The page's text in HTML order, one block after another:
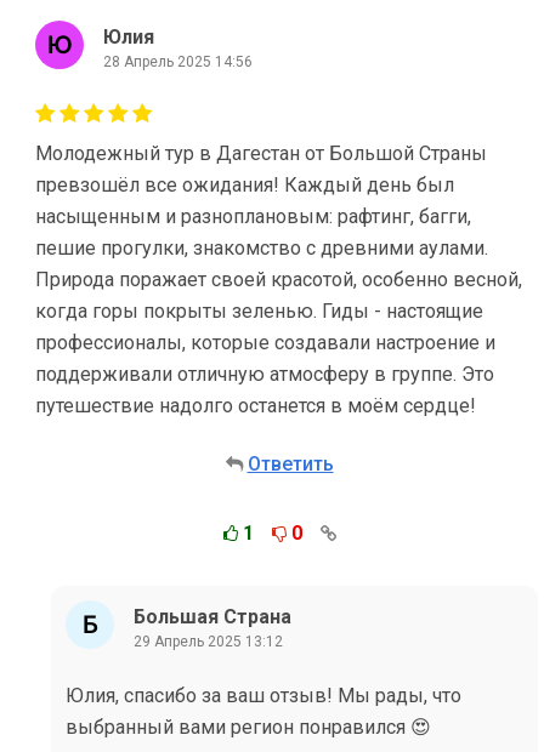
Юлия
28 Апрель 2025 14:56
Молодежный тур в Дагестан от Большой Страны
превзошёл все ожидания! Каждый день был
насыщенным и разноплановым: рафтинг, багги,
пешие прогулки, знакомство с древними аулами.
Природа поражает своей красотой, особенно весной,
когда горы покрыты зеленью. Гиды - настоящие
профессионалы, которые создавали настроение и
поддерживали отличную атмосферу в группе. Это
путешествие надолго останется в моём сердце!
Ответить
1 0
Большая Страна
29 Апрель 2025 13:12
Юлия, спасибо за ваш отзыв! Мы рады, что
выбранный вами регион понравился 😍